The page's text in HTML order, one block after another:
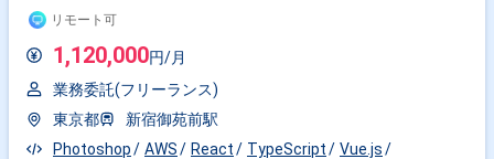
フロントエンドエンジニア ・プロダクトデザイナー
（言語問わずGUIのあるWebアプリケーションの開発経
験がある方）
リモート可
1,120,000円/月
業務委託(フリーランス)
東京都
新宿御苑前駅
Photoshop
AWS React TypeScript
Vue.js
掛け合わせ条件で絞り込む
業界で絞り込む
Photoshop × コンシューマーゲーム
特徴で絞り込む